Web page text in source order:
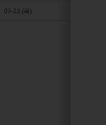
07-23 (목)